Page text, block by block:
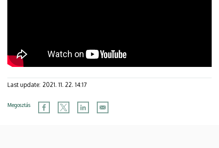
Last update: 2021. 11. 22. 14:17
Megosztás